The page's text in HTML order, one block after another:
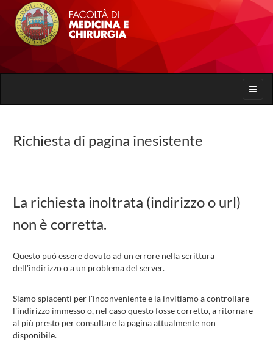
Toggle
Richiesta di pagina inesistente
La richiesta inoltrata (indirizzo o url)
non è corretta.
Questo può essere dovuto ad un errore nella scrittura
dell'indirizzo o a un problema del server.
Siamo spiacenti per l'inconveniente e la invitiamo a controllare
l'indirizzo immesso o, nel caso questo fosse corretto, a ritornare
al più presto per consultare la pagina attualmente non
disponibile.